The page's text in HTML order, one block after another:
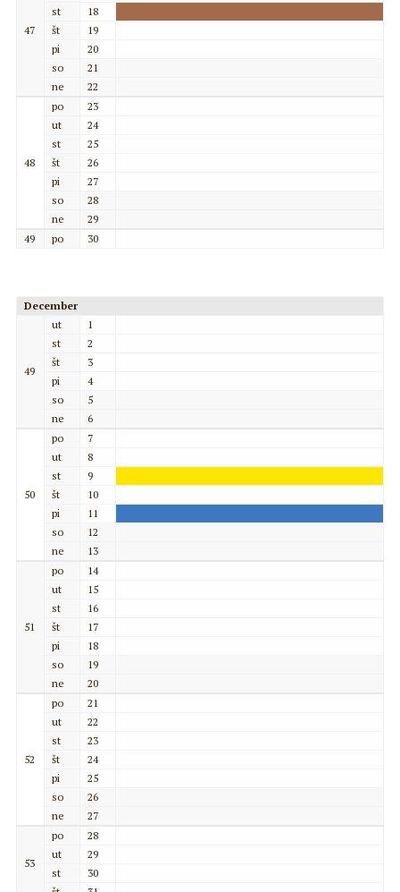
47
st
18
št
19
pi
20
so
21
ne
22
48
po
23
ut
24
st
25
št
26
pi
27
so
28
ne
29
49
po 30
December
49
ut
1
st
2
št
3
pi
4
so
5
ne
6
50
po
7
ut
8
st
9
št
10
pi
11
so
12
ne
13
51
po
14
ut
15
st
16
št
17
pi
18
so
19
ne
20
52
po
21
ut
22
st
23
št
24
pi
25
so
26
ne
27
53
po
28
ut
29
st
30